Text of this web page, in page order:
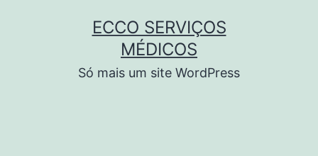
ECCO SERVIÇOS
MÉDICOS
Só mais um site WordPress